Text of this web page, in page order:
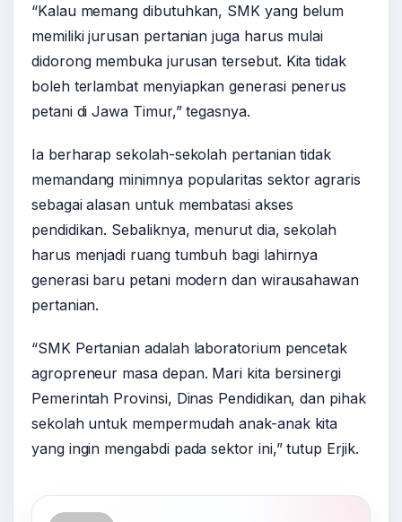
“Kalau memang dibutuhkan, SMK yang belum
memiliki jurusan pertanian juga harus mulai
didorong membuka jurusan tersebut. Kita tidak
boleh terlambat menyiapkan generasi penerus
petani di Jawa Timur,” tegasnya.
Ia berharap sekolah-sekolah pertanian tidak
memandang minimnya popularitas sektor agraris
sebagai alasan untuk membatasi akses
pendidikan. Sebaliknya, menurut dia, sekolah
harus menjadi ruang tumbuh bagi lahirnya
generasi baru petani modern dan wirausahawan
pertanian.
“SMK Pertanian adalah laboratorium pencetak
agropreneur masa depan. Mari kita bersinergi
Pemerintah Provinsi, Dinas Pendidikan, dan pihak
sekolah untuk mempermudah anak-anak kita
yang ingin mengabdi pada sektor ini,” tutup Erjik.